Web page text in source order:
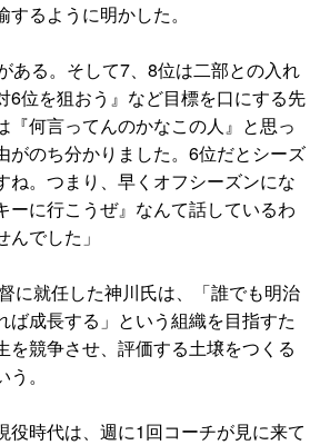
るように明かした。
ある。そして7、8位は二部との入れ
6位を狙おう』など目標を口にする先
『何言ってんのかなこの人』と思っ
がのち分かりました。6位だとシーズ
ね。つまり、早くオフシーズンにな
ーに行こうぜ』なんて話しているわ
でした」
に就任した神川氏は、「誰でも明治
ば成長する」という組織を目指すた
を競争させ、評価する土壌をつくる
。
役時代は、週に1回コーチが見に来て